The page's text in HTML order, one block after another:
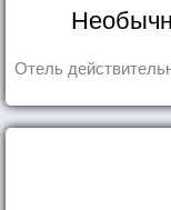
Отель